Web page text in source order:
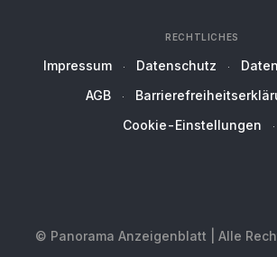
RECHTLICHES
Impressum Datenschutz
AGB
Cookie-Einstellungen
© Panorama Anzeigenblatt | Alle